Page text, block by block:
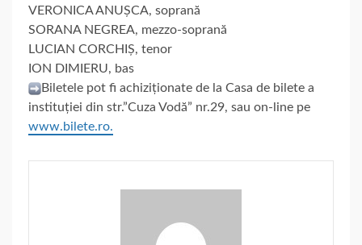
VERONICA ANUȘCA, soprană
SORANA NEGREA, mezzo-soprană
LUCIAN CORCHIȘ, tenor
ION DIMIERU, bas
Biletele pot fi achiziționate de la Casa de bilete a
instituției din str.”Cuza Vodă” nr.29, sau on-line pe
www.bilete.ro.